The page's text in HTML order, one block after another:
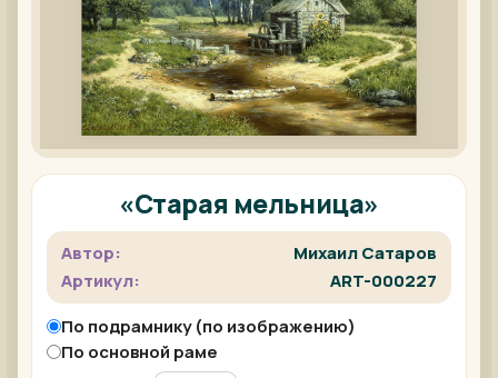
«Старая мельница»
Автор:
Михаил Сатаров
Артикул:
ART-000227
По подрамнику (по изображению)
По основной раме